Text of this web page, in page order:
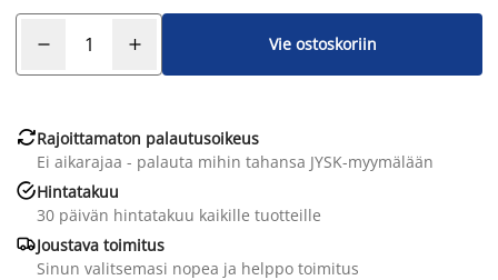
Vie ostoskoriin
Rajoittamaton palautusoikeus
Ei aikarajaa - palauta mihin tahansa JYSK-myymälään
Hintatakuu
30 päivän hintatakuu kaikille tuotteille
Joustava toimitus
Sinun valitsemasi nopea ja helppo toimitus